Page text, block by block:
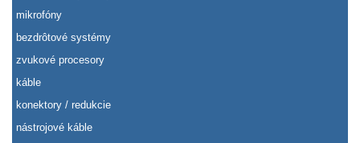
mikrofóny
bezdrôtové systémy
zvukové procesory
káble
konektory / redukcie
nástrojové káble